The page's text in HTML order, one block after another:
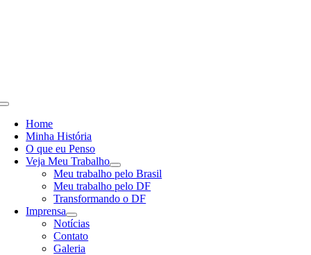
Toggle
NavigationHome
Minha História
O que eu Penso
Veja Meu Trabalho
Meu trabalho pelo Brasil
Meu trabalho pelo DF
Transformando o DF
Imprensa
Notícias
Contato
Galeria